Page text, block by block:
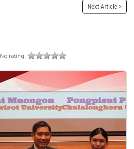
Next Article
No rating